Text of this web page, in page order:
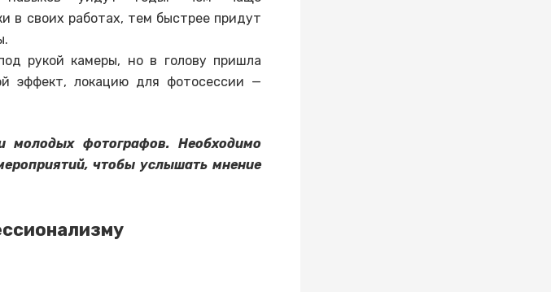
в своих работах, тем быстрее придут
рукой камеры, но в голову пришла
эффект, локацию для фотосессии —
молодых фотографов. Необходимо
чтобы услышать мнение